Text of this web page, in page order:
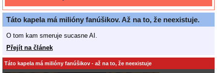
Táto kapela má milióny fanúšikov. Až na to, že neexistuje.
O tom kam smeruje sucasne AI.
Přejít na článek
Táto kapela má milióny fanúšikov - až na to, že neexistuje